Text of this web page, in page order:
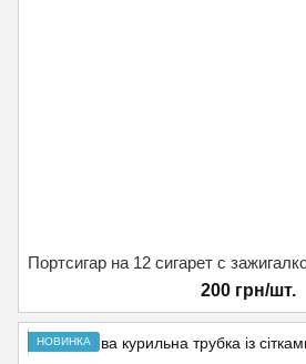
200 грн/шт.
НОВИНКА